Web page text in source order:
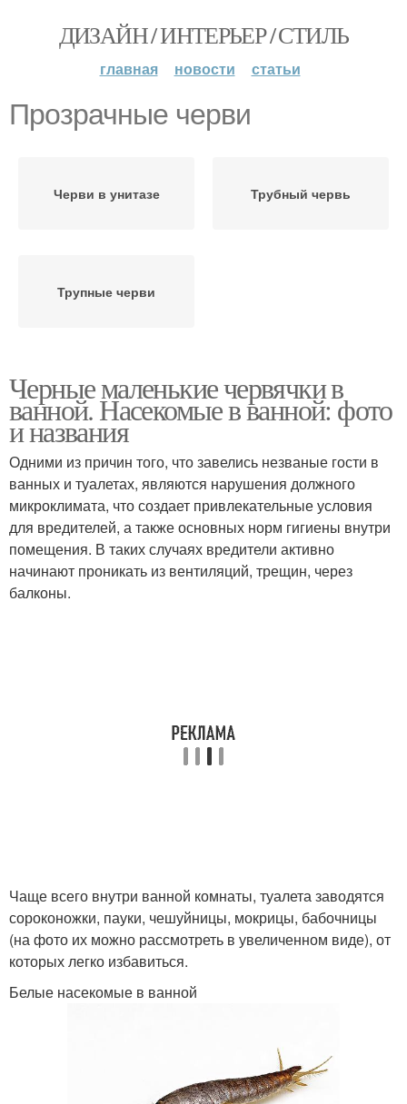
ДИЗАЙН / ИНТЕРЬЕР / СТИЛЬ
главная новости статьи
Прозрачные черви
Черви в унитазе Трубный червь
Трупные черви
Черные маленькие червячки в
ванной. Насекомые в ванной: фото
и названия
Одними из причин того, что завелись незваные гости в
ванных и туалетах, являются нарушения должного
микроклимата, что создает привлекательные условия
для вредителей, а также основных норм гигиены внутри
помещения. В таких случаях вредители активно
начинают проникать из вентиляций, трещин, через
балконы.
Чаще всего внутри ванной комнаты, туалета заводятся
сороконожки, пауки, чешуйницы, мокрицы, бабочницы
(на фото их можно рассмотреть в увеличенном виде), от
которых легко избавиться.
Белые насекомые в ванной